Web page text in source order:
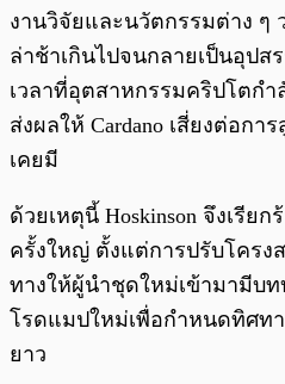
งานวิจัยและนวัตกรรมต่าง ๆ
ล่าช้าเกินไปจนกลายเป็นอุป
เวลาที่อุตสาหกรรมคริปโตก
ส่งผลให้ Cardano เสี่ยงต่อกา
เคยมี
ด้วยเหตุนี้ Hoskinson จึงเรีย
ครั้งใหญ่ ตั้งแต่การปรับโครง
ทางให้ผู้นำชุดใหม่เข้ามามีบ
โรดแมปใหม่เพื่อกำหนดทิศทา
ยาว